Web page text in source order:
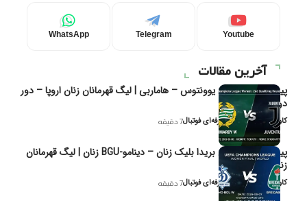
Youtube
Telegram
WhatsApp
آخرین مقالات
پیش‌بینی و تحلیل یوونتوس – هاماربی | لیگ قهرمانان زنان اروپا – دور
دوم مرحله
کاوه نیک‌فر، تحلیل‌گر حرفه‌ای فوتبال7 دقیقه
پیش‌بینی و تحلیل بریدا بلیک زنان – دینامو-BGU زنان | لیگ قهرمانان
زنان یوفا
کاوه نیک‌فر، تحلیل‌گر حرفه‌ای فوتبال7 دقیقه